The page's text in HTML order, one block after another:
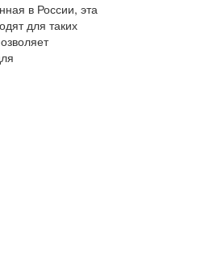
в России, эта
для таких